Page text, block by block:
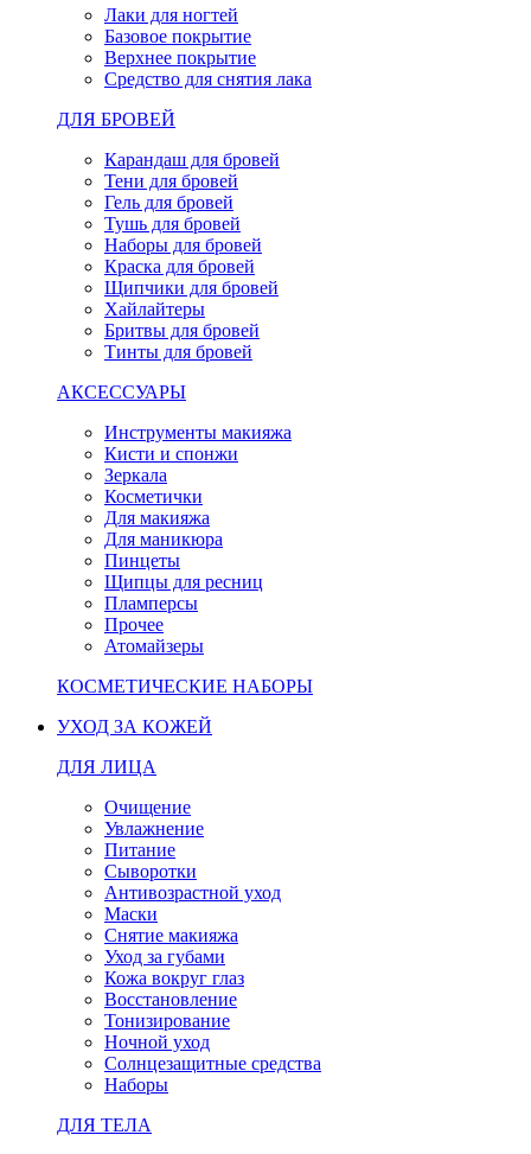
Лаки для ногтей
Базовое покрытие
Верхнее покрытие
Средство для снятия лака
ДЛЯ БРОВЕЙ
Карандаш для бровей
Тени для бровей
Гель для бровей
Тушь для бровей
Наборы для бровей
Краска для бровей
Щипчики для бровей
Хайлайтеры
Бритвы для бровей
Тинты для бровей
АКСЕССУАРЫ
Инструменты макияжа
Кисти и спонжи
Зеркала
Косметички
Для макияжа
Для маникюра
Пинцеты
Щипцы для ресниц
Пламперсы
Прочее
Атомайзеры
КОСМЕТИЧЕСКИЕ НАБОРЫ
УХОД ЗА КОЖЕЙ
ДЛЯ ЛИЦА
Очищение
Увлажнение
Питание
Сыворотки
Антивозрастной уход
Маски
Снятие макияжа
Уход за губами
Кожа вокруг глаз
Восстановление
Тонизирование
Ночной уход
Солнцезащитные средства
Наборы
ДЛЯ ТЕЛА